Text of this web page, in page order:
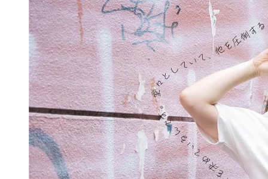
【アーティスト×設計デザイナー対談】アート
が変える、未来のオフィスVol.04 WA!moto.
氏
2024.10.15
ART